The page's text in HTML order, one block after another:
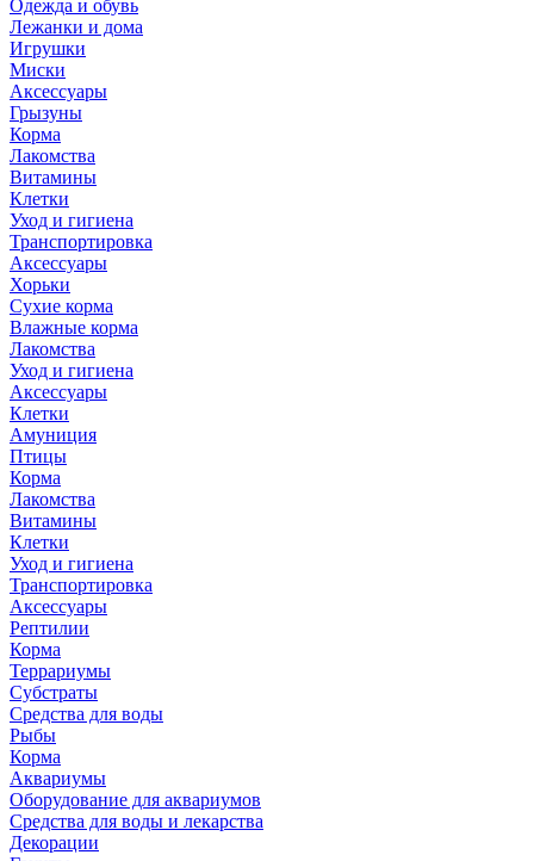
Одежда и обувь
Лежанки и дома
Игрушки
Миски
Аксессуары
Грызуны
Корма
Лакомства
Витамины
Клетки
Уход и гигиена
Транспортировка
Аксессуары
Хорьки
Сухие корма
Влажные корма
Лакомства
Уход и гигиена
Аксессуары
Клетки
Амуниция
Птицы
Корма
Лакомства
Витамины
Клетки
Уход и гигиена
Транспортировка
Аксессуары
Рептилии
Корма
Террариумы
Субстраты
Средства для воды
Рыбы
Корма
Аквариумы
Оборудование для аквариумов
Средства для воды и лекарства
Декорации